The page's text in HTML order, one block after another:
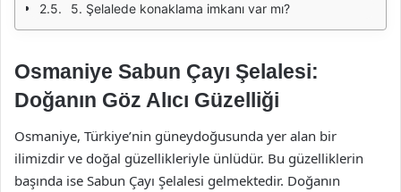
5. Şelalede konaklama imkanı var mı?
Osmaniye Sabun Çayı Şelalesi:
Doğanın Göz Alıcı Güzelliği
Osmaniye, Türkiye’nin güneydoğusunda yer alan bir
ilimizdir ve doğal güzellikleriyle ünlüdür. Bu güzelliklerin
başında ise Sabun Çayı Şelalesi gelmektedir. Doğanın